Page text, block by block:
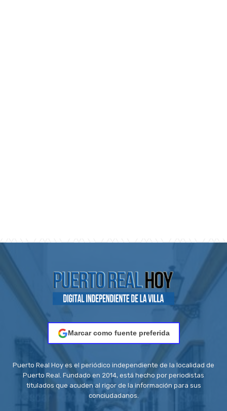
Marcar como fuente preferida
Puerto Real Hoy es el periódico independiente de la localidad de
Puerto Real. Fundado en 2014, está hecho por periodistas
titulados que acuden al rigor de la información para sus
conciudadanos.